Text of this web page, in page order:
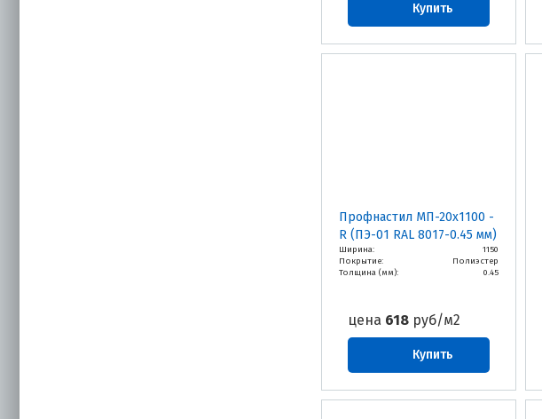
Купить
Профнастил МП-20х1100 -
R (ПЭ-01 RAL 8017-0.45 мм)
Ширина:
1150
Покрытие:
Полиэстер
Толщина (мм):
0.45
цена 618 руб/м2
Купить